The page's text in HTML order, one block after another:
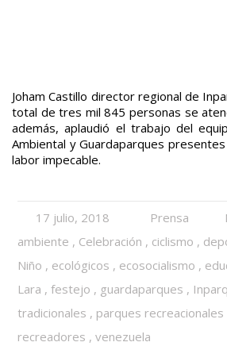
Joham Castillo director regional de
total de tres mil 845 personas se
además, aplaudió el trabajo del
Ambiental y Guardaparques
labor impecable.
17 julio, 2018 Prensa
ambiente , Celebración , ciclismo ,
Niño , ecológicos , ecosocialismo ,
Lara ,festejo , guardaparques ,
tradicionales , parques recreacionales
recreadores ,venezuela